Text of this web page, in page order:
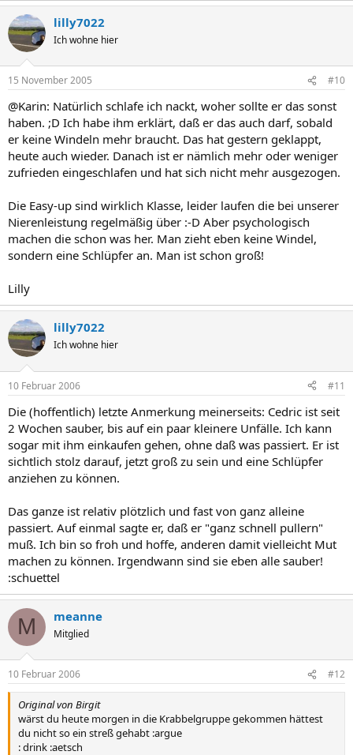
lilly7022
Ich wohne hier
15 November 2005 #10
@Karin: Natürlich schlafe ich nackt, woher sollte er das sonst
haben. ;D Ich habe ihm erklärt, daß er das auch darf, sobald
er keine Windeln mehr braucht. Das hat gestern geklappt,
heute auch wieder. Danach ist er nämlich mehr oder weniger
zufrieden eingeschlafen und hat sich nicht mehr ausgezogen.
Die Easy-up sind wirklich Klasse, leider laufen die bei unserer
Nierenleistung regelmäßig über :-D Aber psychologisch
machen die schon was her. Man zieht eben keine Windel,
sondern eine Schlüpfer an. Man ist schon groß!
Lilly
lilly7022
Ich wohne hier
10 Februar 2006 #11
Die (hoffentlich) letzte Anmerkung meinerseits: Cedric ist seit
2 Wochen sauber, bis auf ein paar kleinere Unfälle. Ich kann
sogar mit ihm einkaufen gehen, ohne daß was passiert. Er ist
sichtlich stolz darauf, jetzt groß zu sein und eine Schlüpfer
anziehen zu können.
Das ganze ist relativ plötzlich und fast von ganz alleine
passiert. Auf einmal sagte er, daß er "ganz schnell pullern"
muß. Ich bin so froh und hoffe, anderen damit vielleicht Mut
machen zu können. Irgendwann sind sie eben alle sauber!
:schuettel
M meanne
Mitglied
10 Februar 2006 #12
Original von Birgit
wärst du heute morgen in die Krabbelgruppe gekommen hättest
du nicht so ein streß gehabt :argue
: drink :aetsch